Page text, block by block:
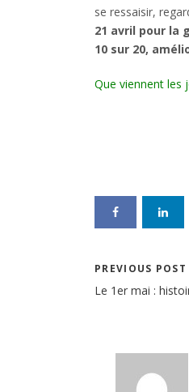
se ressaisir,
21 avril pour la
10 sur 20,
Que viennent les
PREVIOUS POST
Le 1er mai :